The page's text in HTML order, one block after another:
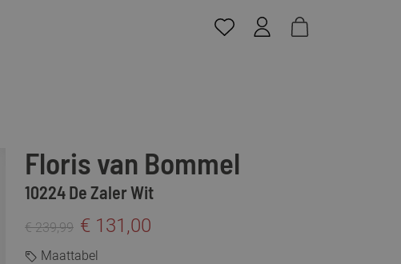
Floris van Bommel
10224 De Zaler Wit
€ 239,99 € 131,00
Maattabel